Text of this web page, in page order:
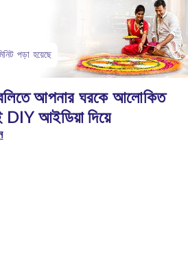
পড়া হয়েছে
আপনার ঘরকে আলোকিত
আইডিয়া দিয়ে